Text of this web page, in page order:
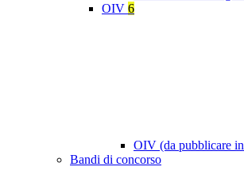
OIV 6
OIV (da pubblicare
Bandi di concorso